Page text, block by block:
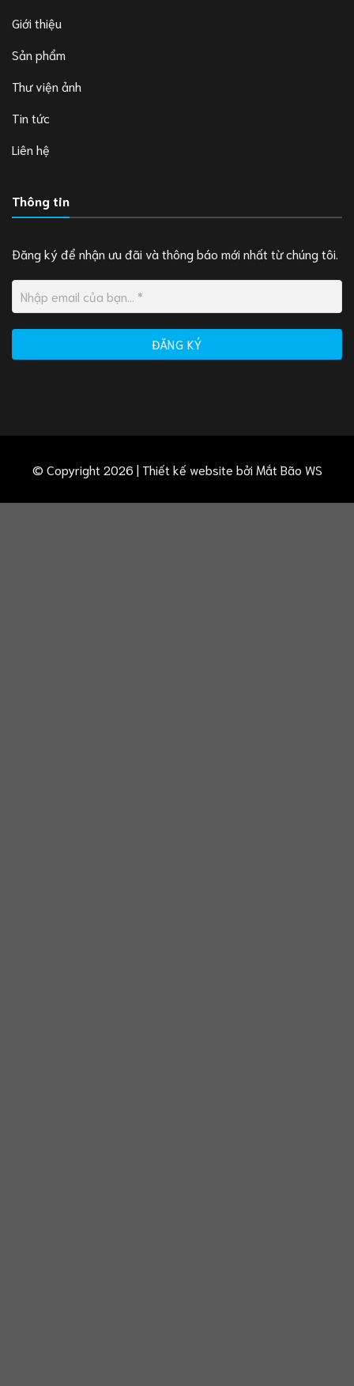
Giới thiệu
Sản phẩm
Thư viện ảnh
Tin tức
Liên hệ
Thông tin
Đăng ký để nhận ưu đãi và thông báo mới nhất từ chúng tôi.
© Copyright 2026 | Thiết kế website bởi Mắt Bão WS